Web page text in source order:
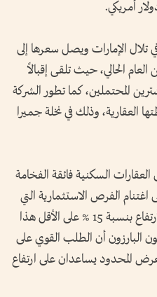
الإمارات ويصل سعرها إلى
العام الحالي، حيث تلقى إقبالاً
المحتملين، كما تطور الشركة
وذلك في نخلة جميرا
السكنية فائقة الفخامة
الفرص الاستثمارية التي
توفرها السوق، ما دفع الأسعار إلى الارتفاع بنسبة 15 % على الأقل هذا
البارزون أن الطلب القوي على
المحدود يساعدان على ارتفاع